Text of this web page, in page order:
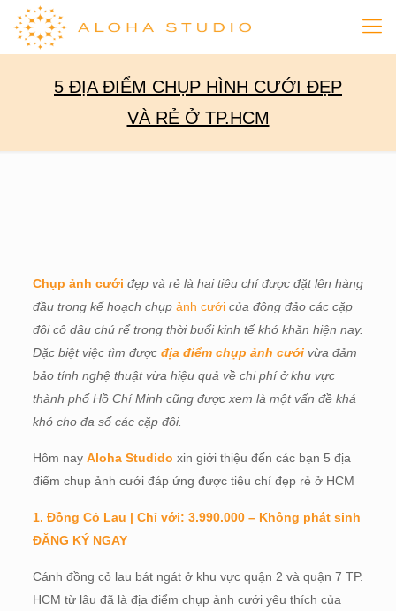
5 ĐỊA ĐIỂM CHỤP HÌNH CƯỚI ĐẸP
VÀ RẺ Ở TP.HCM
Chụp ảnh cưới đẹp và rẻ là hai tiêu chí được đặt lên hàng
đầu trong kế hoạch chụp ảnh cưới của đông đảo các cặp
đôi cô dâu chú rể trong thời buổi kinh tế khó khăn hiện nay.
Đặc biệt việc tìm được địa điểm chụp ảnh cướivừa đảm
bảo tính nghệ thuật vừa hiệu quả về chi phí ở khu vực
thành phố Hồ Chí Minh cũng được xem là một vấn đề khá
khó cho đa số các cặp đôi.
Hôm nay Aloha Studido xin giới thiệu đến các bạn 5 địa
điểm chụp ảnh cưới đáp ứng được tiêu chí đẹp rẻ ở HCM
1. Đồng Cỏ Lau | Chỉ với: 3.990.000 – Không phát sinh
ĐĂNG KÝ NGAY
Cánh đồng cỏ lau bát ngát ở khu vực quận 2 và quận 7 TP.
HCM từ lâu đã là địa điểm chụp ảnh cưới yêu thích của